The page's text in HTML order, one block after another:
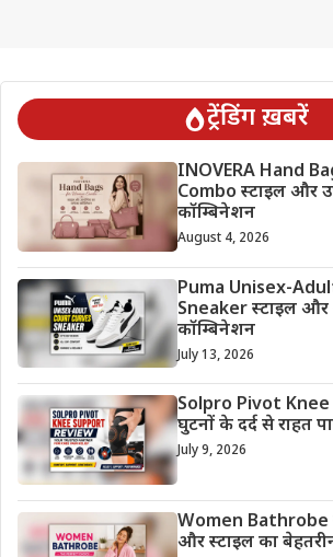
ट्रेंडिंग ख़बरें
INOVERA Hand
Combo स्टाइल और
कॉम्बिनेशन
August 4, 2026
Puma Unisex-
Sneaker स्टाइल और
कॉम्बिनेशन
July 13, 2026
Solpro Pivot
घुटनों के दर्द से राहत
July 9, 2026
Women Bathrobe
और स्टाइल का